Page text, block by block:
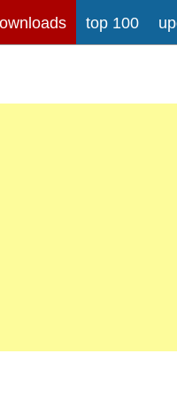
top 100
<strong>
en e-mailadressen